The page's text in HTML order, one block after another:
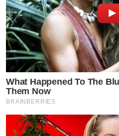
What Happened To The
Them Now
BRAINBERRIES